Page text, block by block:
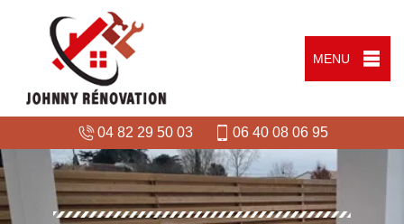
MENU
04 82 29 50 03 06 40 08 06 95